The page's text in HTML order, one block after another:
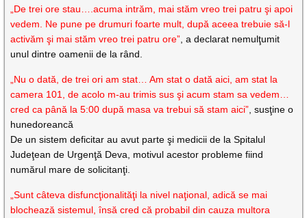
„De trei ore stau….acuma intrăm, mai stăm vreo trei patru şi apoi
vedem. Ne pune pe drumuri foarte mult, după aceea trebuie să-l
activăm şi mai stăm vreo trei patru ore” , a declarat nemulţumit
unul dintre oamenii de la rând.
„Nu o dată, de trei ori am stat… Am stat o dată aici, am stat la
camera 101, de acolo m-au trimis sus şi acum stam sa vedem…
cred ca până la 5:00 după masa va trebui să stam aici” , susţine o
hunedoreancă
De un sistem deficitar au avut parte şi medicii de la Spitalul
Judeţean de Urgenţă Deva, motivul acestor probleme fiind
numărul mare de solicitanţi.
„Sunt câteva disfuncţionalităţi la nivel naţional, adică se mai
blochează sistemul, însă cred că probabil din cauza multora